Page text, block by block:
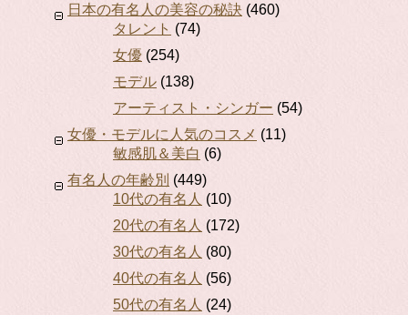
日本の有名人の美容の秘訣 (460)
タレント (74)
女優 (254)
モデル (138)
アーティスト・シンガー (54)
女優・モデルに人気のコスメ (11)
敏感肌＆美白 (6)
有名人の年齢別 (449)
10代の有名人 (10)
20代の有名人 (172)
30代の有名人 (80)
40代の有名人 (56)
50代の有名人 (24)